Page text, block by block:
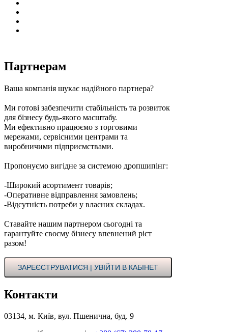
Партнерам
Ваша компанія шукає надійного партнера?
Ми готові забезпечити стабільність та розвиток
для бізнесу будь-якого масштабу.
Ми ефективно працюємо з торговими
мережами, сервісними центрами та
виробничими підприємствами.
Пропонуємо вигідне за системою дропшипінг:
-Широкий асортимент товарів;
-Оперативне відправлення замовлень;
-Відсутність потреби у власних складах.
Ставайте нашим партнером сьогодні та
гарантуйте своєму бізнесу впевнений ріст
разом!
ЗАРЕЄСТРУВАТИСЯ | УВІЙТИ В КАБІНЕТ
Контакти
03134, м. Київ, вул. Пшенична, буд. 9